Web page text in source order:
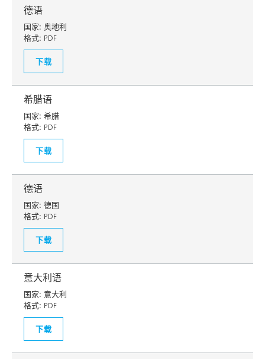
德语
国家: 奥地利
格式: PDF
下载
希腊语
国家: 希腊
格式: PDF
下载
德语
国家: 德国
格式: PDF
下载
意大利语
国家: 意大利
格式: PDF
下载